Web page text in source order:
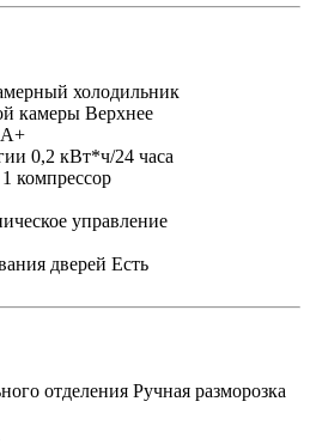
холодильник
камеры Верхнее
A+
0,2 кВт*ч/24 часа
1 компрессор
управление
дверей Есть
отделения Ручная разморозка